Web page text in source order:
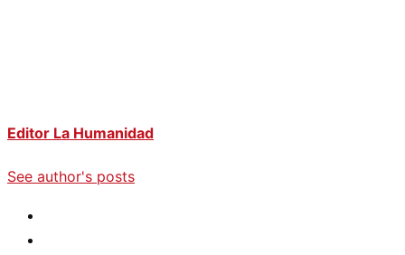
Editor La Humanidad
See author's posts